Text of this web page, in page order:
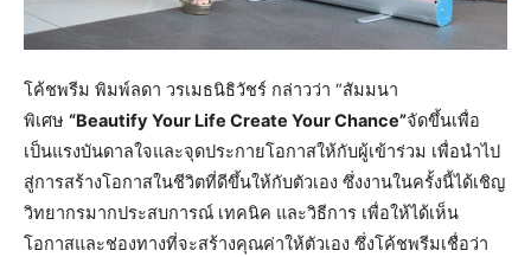
โค้ชพรีม พิมพ์ลดา วรเมธนิธิวัชร์ กล่าวว่า “สัมมนา
พิเศษ “Beautify Your Life Create Your Chance”จัดขึ้นเพื่อ
เป็นแรงบันดาลใจและจุดประกายโอกาสให้กับผู้เข้าร่วม เพื่อนำไป
สู่การสร้างโอกาสในชีวิตที่ดีขึ้นให้กับตัวเอง ซึ่งงานในครั้งนี้ได้เชิญ
วิทยากรมากประสบการณ์ เทคนิค และวิธีการ เพื่อให้ได้เห็น
โอกาสและช่องทางที่จะสร้างคุณค่าให้ตัวเอง ซึ่งโค้ชพรีมเชื่อว่า